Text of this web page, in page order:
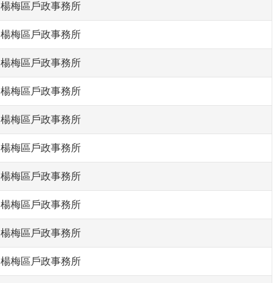
楊梅區戶政事務所
楊梅區戶政事務所
楊梅區戶政事務所
楊梅區戶政事務所
楊梅區戶政事務所
楊梅區戶政事務所
楊梅區戶政事務所
楊梅區戶政事務所
楊梅區戶政事務所
楊梅區戶政事務所